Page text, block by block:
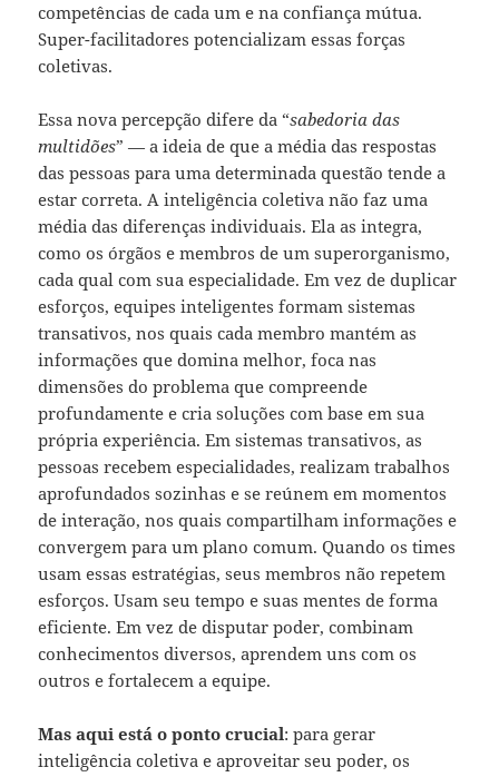
competências de cada um e na confiança mútua.
Super-facilitadores potencializam essas forças
coletivas.
Essa nova percepção difere da “sabedoria das
multidões” — a ideia de que a média das respostas
das pessoas para uma determinada questão tende a
estar correta. A inteligência coletiva não faz uma
média das diferenças individuais. Ela as integra,
como os órgãos e membros de um superorganismo,
cada qual com sua especialidade. Em vez de duplicar
esforços, equipes inteligentes formam sistemas
transativos, nos quais cada membro mantém as
informações que domina melhor, foca nas
dimensões do problema que compreende
profundamente e cria soluções com base em sua
própria experiência. Em sistemas transativos, as
pessoas recebem especialidades, realizam trabalhos
aprofundados sozinhas e se reúnem em momentos
de interação, nos quais compartilham informações e
convergem para um plano comum. Quando os times
usam essas estratégias, seus membros não repetem
esforços. Usam seu tempo e suas mentes de forma
eficiente. Em vez de disputar poder, combinam
conhecimentos diversos, aprendem uns com os
outros e fortalecem a equipe.
Mas aqui está o ponto crucial: para gerar
inteligência coletiva e aproveitar seu poder, os